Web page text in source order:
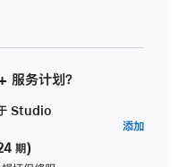
务计划？
Studio
期)
添加